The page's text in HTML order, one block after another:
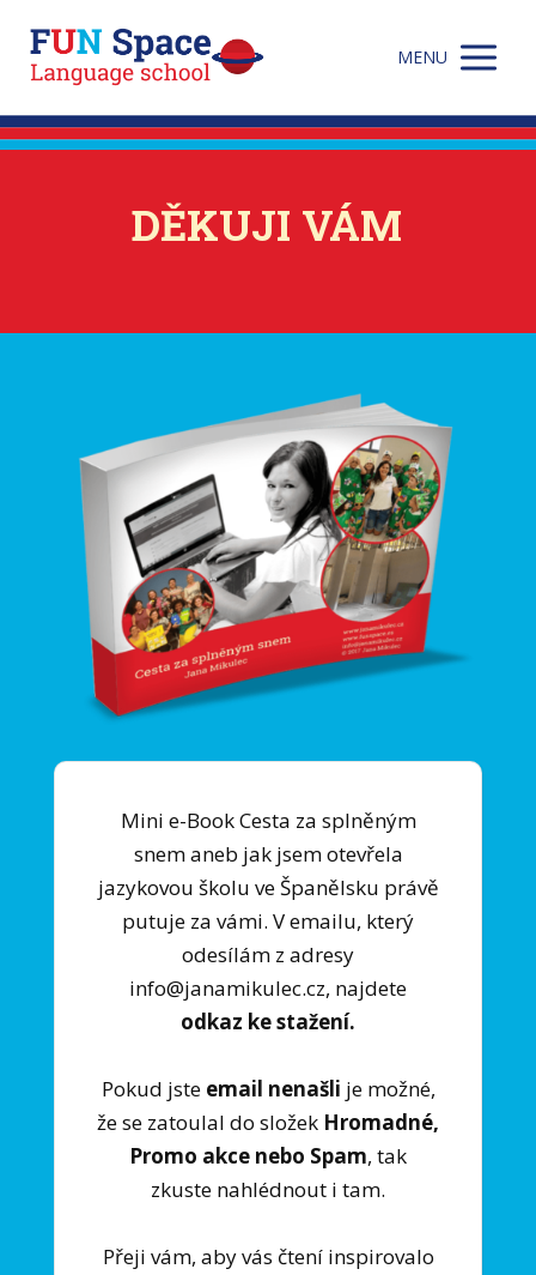
MENU
DĚKUJI VÁM
Mini e-Book Cesta za splněným
snem aneb jak jsem otevřela
jazykovou školu ve Španělsku právě
putuje za vámi. V emailu, který
odesílám z adresy
info@janamikulec.cz, najdete
odkaz ke stažení.
Pokud jste email nenašli je možné,
že se zatoulal do složek Hromadné,
Promo akce nebo Spam, tak
zkuste nahlédnout i tam.
Přeji vám, aby vás čtení inspirovalo